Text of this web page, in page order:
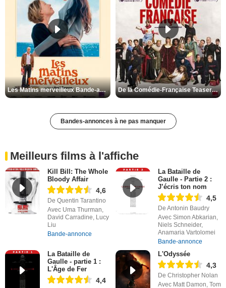
Les Matins merveilleux Bande-annonce VF De la Comédie-Française Teaser VF
Bandes-annonces à ne pas manquer
Meilleurs films à l'affiche
Kill Bill: The Whole
Bloody Affair
4,6
De Quentin Tarantino
Avec Uma Thurman,
David Carradine, Lucy
Liu
Bande-annonce
La Bataille de
Gaulle - Partie 2 :
J’écris ton nom
4,5
De Antonin Baudry
Avec Simon Abkarian,
Niels Schneider,
Anamaria Vartolomei
Bande-annonce
La Bataille de
Gaulle - partie 1 :
L'Âge de Fer
4,4
L'Odyssée
4,3
De Christopher Nolan
Avec Matt Damon, Tom